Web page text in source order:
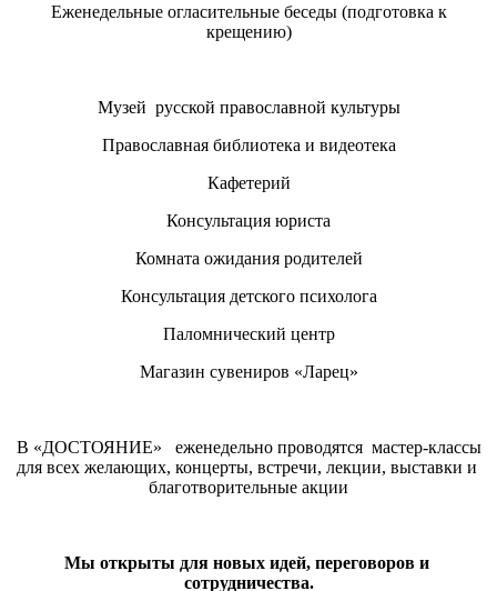
Еженедельные огласительные беседы (подготовка к
крещению)
Музей русской православной культуры
Православная библиотека и видеотека
Кафетерий
Консультация юриста
Комната ожидания родителей
Консультация детского психолога
Паломнический центр
Магазин сувениров «Ларец»
В «ДОСТОЯНИЕ» еженедельно проводятся мастер-классы
для всех желающих, концерты, встречи, лекции, выставки и
благотворительные акции
Мы открыты для новых идей, переговоров и
сотрудничества.